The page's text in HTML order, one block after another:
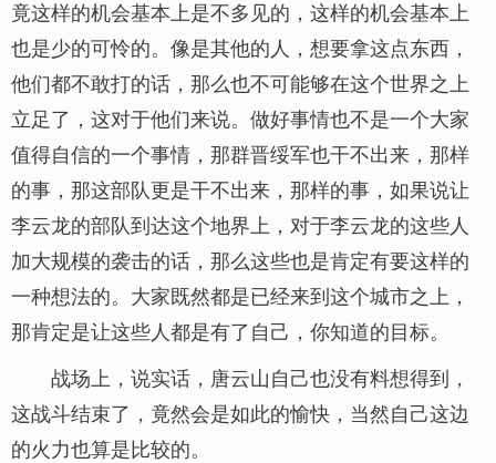
竟这样的机会基本上是不多见的，这样的机会基本上
也是少的可怜的。像是其他的人，想要拿这点东西，
他们都不敢打的话，那么也不可能够在这个世界之上
立足了，这对于他们来说。做好事情也不是一个大家
值得自信的一个事情，那群晋绥军也干不出来，那样
的事，那这部队更是干不出来，那样的事，如果说让
李云龙的部队到达这个地界上，对于李云龙的这些人
加大规模的袭击的话，那么这些也是肯定有要这样的
一种想法的。大家既然都是已经来到这个城市之上，
那肯定是让这些人都是有了自己，你知道的目标。
战场上，说实话，唐云山自己也没有料想得到，
这战斗结束了，竟然会是如此的愉快，当然自己这边
的火力也算是比较的。